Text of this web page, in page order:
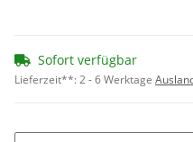
Sofort verfügbar
Lieferzeit**:2 - 6 Werktage